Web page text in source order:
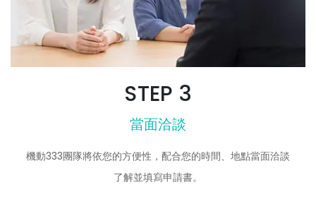
STEP 3
當面洽談
機動333團隊將依您的方便性，配合您的時間、地點當面洽談
了解並填寫申請書。